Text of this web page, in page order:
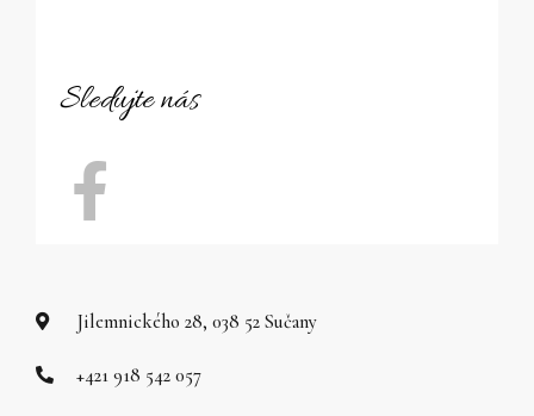
Sledujte nás
Jilemnického 28, 038 52 Sučany
+421 918 542 057